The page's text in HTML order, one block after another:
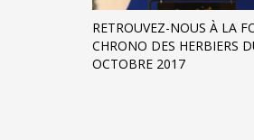
RETROUVEZ-NOUS À LA
CHRONO DES HERBIERS
OCTOBRE 2017